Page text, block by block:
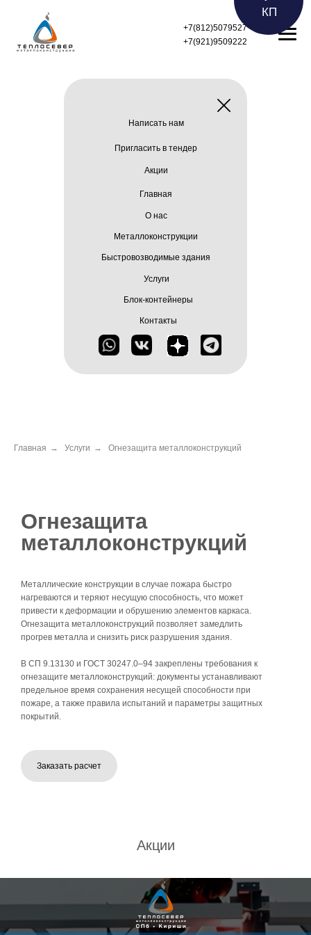
Быстровозводимые здания
Блок-контейнеры
+7(921)9509222
КП
Написать нам
Пригласить в тендер
О нас
Главная
Металлоконструкции
Быстровозводимые здания
Блок-контейнеры
Услуги
Контакты
Акции
Главная → Услуги → Огнезащита металлоконструкций
В СП 9.13130 и ГОСТ 30247.0–94 закреплены требования к
огнезащите металлоконструкций: документы устанавливают
предельное время сохранения несущей способности при
Заказать расчет
Акции
Технологии огнезащиты
металлоконструкций